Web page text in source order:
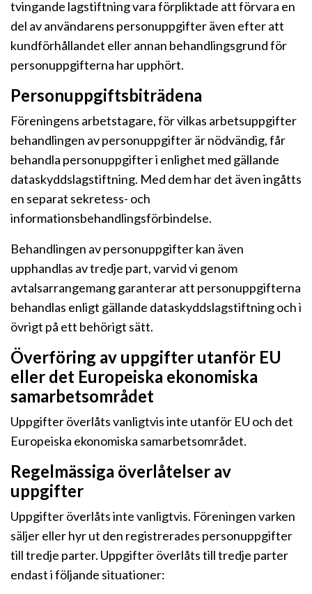
tvingande lagstiftning vara förpliktade att förvara en
del av användarens personuppgifter även efter att
kundförhållandet eller annan behandlingsgrund för
personuppgifterna har upphört.
Personuppgiftsbiträdena
Föreningens arbetstagare, för vilkas arbetsuppgifter
behandlingen av personuppgifter är nödvändig, får
behandla personuppgifter i enlighet med gällande
dataskyddslagstiftning. Med dem har det även ingåtts
en separat sekretess- och
informationsbehandlingsförbindelse.
Behandlingen av personuppgifter kan även
upphandlas av tredje part, varvid vi genom
avtalsarrangemang garanterar att personuppgifterna
behandlas enligt gällande dataskyddslagstiftning och i
övrigt på ett behörigt sätt.
Överföring av uppgifter utanför EU
eller det Europeiska ekonomiska
samarbetsområdet
Uppgifter överlåts vanligtvis inte utanför EU och det
Europeiska ekonomiska samarbetsområdet.
Regelmässiga överlåtelser av
uppgifter
Uppgifter överlåts inte vanligtvis. Föreningen varken
säljer eller hyr ut den registrerades personuppgifter
till tredje parter. Uppgifter överlåts till tredje parter
endast i följande situationer: